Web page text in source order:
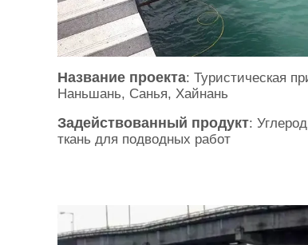
Название проекта: Туристическая
Наньшань, Санья, Хайнань
Задействованный продукт:
ткань для подводных работ